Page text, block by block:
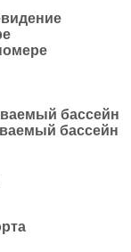
бассейн
бассейн